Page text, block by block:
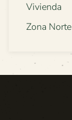
Vivienda
Zona Norte